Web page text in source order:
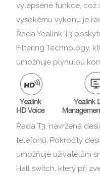
vylepšené funkce, což
vysokému výkonu je
Řada Yealink T3
Filtering Technology,
umožňuje plynulou
Řada T3, navržená
telefonů. Pokročilý
umožňuje uživatelům
Hall switch, který při